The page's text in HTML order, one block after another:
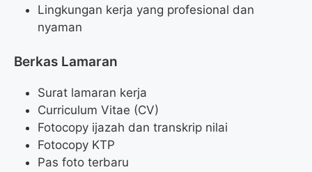
Lingkungan kerja yang profesional dan
nyaman
Berkas Lamaran
Surat lamaran kerja
Curriculum Vitae (CV)
Fotocopy ijazah dan transkrip nilai
Fotocopy KTP
Pas foto terbaru